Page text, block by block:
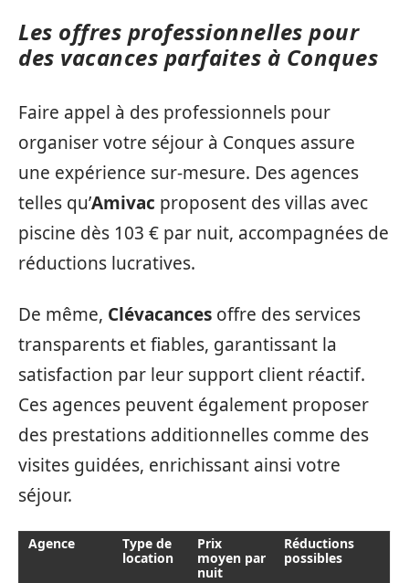
Les offres professionnelles pour
des vacances parfaites à Conques
Faire appel à des professionnels pour
organiser votre séjour à Conques assure
une expérience sur-mesure. Des agences
telles qu’Amivac proposent des villas avec
piscine dès 103 € par nuit, accompagnées de
réductions lucratives.
De même, Clévacances offre des services
transparents et fiables, garantissant la
satisfaction par leur support client réactif.
Ces agences peuvent également proposer
des prestations additionnelles comme des
visites guidées, enrichissant ainsi votre
séjour.
Agence
Type de
location
Prix
moyen par
nuit
Réductions
possibles